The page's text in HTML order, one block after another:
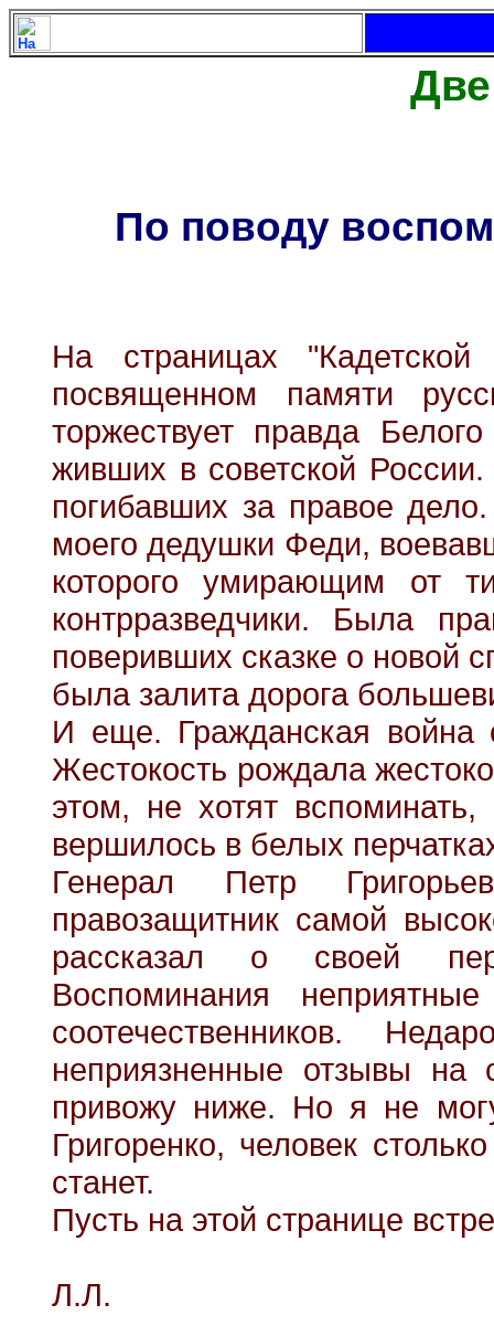
По поводу
На страницах
посвященном памяти
торжествует правда
живших в советской
погибавших за правое
моего дедушки Феди,
которого умирающим от
контрразведчики. Была
поверивших сказке о новой
была залита дорога
И еще. Гражданская война
Жестокость рождала
этом, не хотят
вершилось в белых
Генерал Петр
правозащитник самой
рассказал о своей
Воспоминания
соотечественников.
неприязненные отзывы
привожу ниже. Но я не
Григоренко, человек
станет.
Пусть на этой странице
Л.Л.